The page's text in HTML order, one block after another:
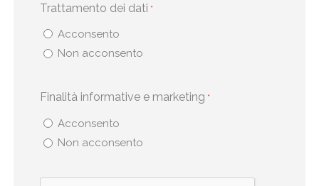
Trattamento dei dati *
Acconsento
Non acconsento
Finalità informative e marketing *
Acconsento
Non acconsento